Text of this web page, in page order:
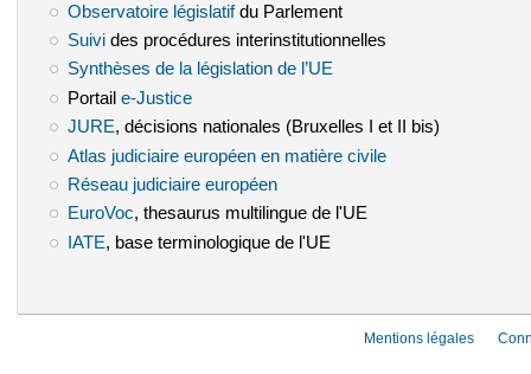
Observatoire législatif(le lien est externe)
du Parlement
Suivi(le lien est externe)
des procédures interinstitutionnelles
Synthèses de la législation de l’UE
Portail e-Justice(le lien est externe)
JURE(le lien est externe)
, décisions nationales (Bruxelles I et II bis)
Atlas judiciaire européen en matière civile(le lien est externe)
Réseau judiciaire européen(le lien est externe)
EuroVoc(le lien est externe)
, thesaurus multilingue de l'UE
IATE (le lien est externe)
, base terminologique de l'UE
Mentions légales